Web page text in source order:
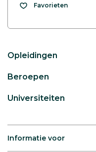
Favorieten
Opleidingen
Beroepen
Universiteiten
Informatie voor